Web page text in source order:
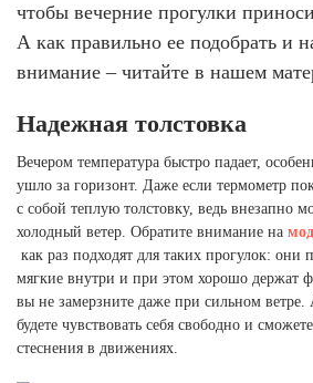
чтобы вечерние прогулки
А как правильно ее подобрать и
внимание – читайте в нашем
Надежная толстовка
Вечером температура быстро падает,
ушло за горизонт. Даже если термометр
с собой теплую толстовку, ведь внезапно
холодный ветер. Обратите внимание на
как раз подходят для таких прогулок: они
мягкие внутри и при этом хорошо держат
вы не замерзните даже при сильном
будете чувствовать себя свободно и
стеснения в движениях.